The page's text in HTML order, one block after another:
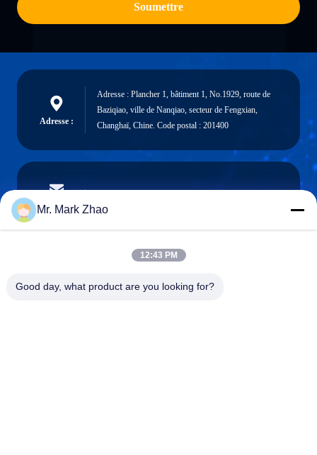
Soumettre
Adresse :
Adresse : Plancher 1, bâtiment 1, No.1929, route de
Baziqiao, ville de Nanqiao, secteur de Fengxian,
Changhaï, Chine. Code postal : 201400
Email
Téléphone :
Mr. Mark Zhao
12:43 PM
Good day, what product are you looking for?